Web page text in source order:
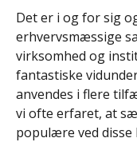
Det er i og for sig
erhvervsmæssige
virksomhed og
fantastiske
anvendes i flere
vi ofte erfaret, at
populære ved disse